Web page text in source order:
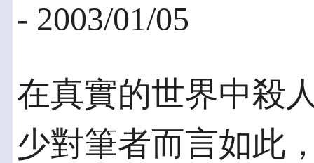
- 2003/01/05
在真實的世界中殺
少對筆者而言如此